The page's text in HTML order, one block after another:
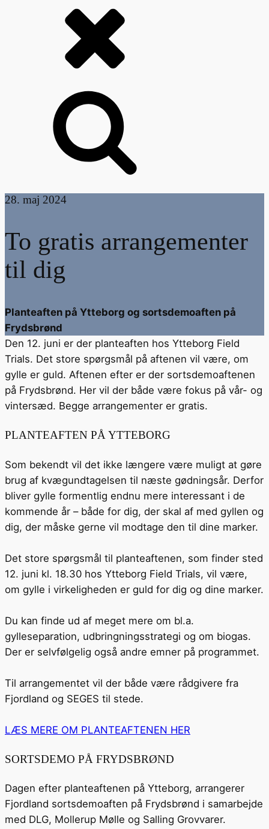
28. maj 2024
To gratis arrangementer
til dig
Planteaften på Ytteborg og sortsdemoaften på
Frydsbrønd
Den 12. juni er der planteaften hos Ytteborg Field
Trials. Det store spørgsmål på aftenen vil være, om
gylle er guld. Aftenen efter er der sortsdemoaftenen
på Frydsbrønd. Her vil der både være fokus på vår- og
vintersæd. Begge arrangementer er gratis.
PLANTEAFTEN PÅ YTTEBORG
Som bekendt vil det ikke længere være muligt at gøre
brug af kvægundtagelsen til næste gødningsår. Derfor
bliver gylle formentlig endnu mere interessant i de
kommende år – både for dig, der skal af med gyllen og
dig, der måske gerne vil modtage den til dine marker.
Det store spørgsmål til planteaftenen, som finder sted
12. juni kl. 18.30 hos Ytteborg Field Trials, vil være,
om gylle i virkeligheden er guld for dig og dine marker.
Du kan finde ud af meget mere om bl.a.
gylleseparation, udbringningsstrategi og om biogas.
Der er selvfølgelig også andre emner på programmet.
Til arrangementet vil der både være rådgivere fra
Fjordland og SEGES til stede.
LÆS MERE OM PLANTEAFTENEN HER
SORTSDEMO PÅ FRYDSBRØND
Dagen efter planteaftenen på Ytteborg, arrangerer
Fjordland sortsdemoaften på Frydsbrønd i samarbejde
med DLG, Mollerup Mølle og Salling Grovvarer.